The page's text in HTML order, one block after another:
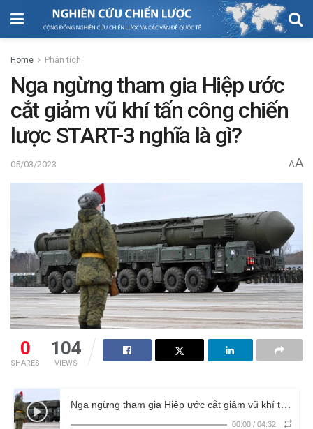
Home Phân tích
Nga ngừng tham gia Hiệp ước
cắt giảm vũ khí tấn công chiến
lược START-3 nghĩa là gì?
05/03/2023 AA
0
SHARES
104
VIEWS
Nga ngừng tham gia Hiệp ước cắt giảm vũ khí tấn công chiến lược START-3 nghĩa là gì?
00:00 / 04:32